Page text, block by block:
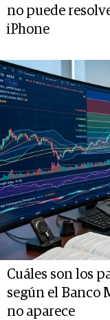
no puede
iPhone
Cuáles son los
según el Banco
no aparece